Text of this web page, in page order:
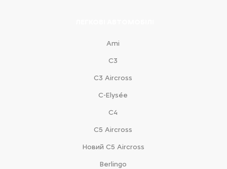
Ami
С3
С3 Aircross
C-Elysée
С4
С5 Aircross
Новий С5 Aircross
Berlingo